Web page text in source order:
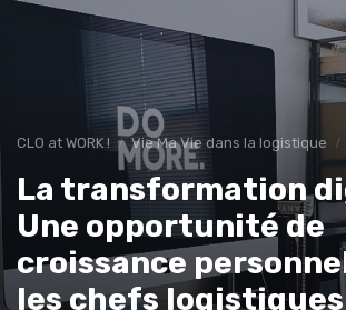
CLO at WORK ! Vie Ma Vie dans la logistique
La transformation
Une opportunité de
croissance
les chefs logistiques